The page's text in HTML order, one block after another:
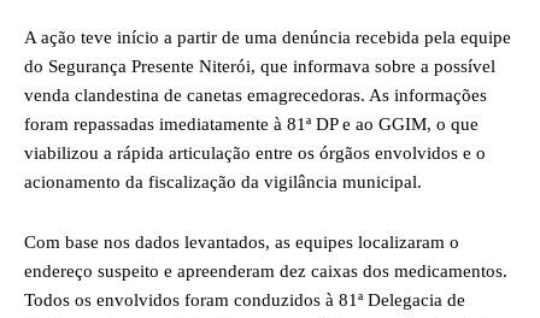
A ação teve início a partir de uma denúncia recebida pela equipe
do Segurança Presente Niterói, que informava sobre a possível
venda clandestina de canetas emagrecedoras. As informações
foram repassadas imediatamente à 81ª DP e ao GGIM, o que
viabilizou a rápida articulação entre os órgãos envolvidos e o
acionamento da fiscalização da vigilância municipal.
Com base nos dados levantados, as equipes localizaram o
endereço suspeito e apreenderam dez caixas dos medicamentos.
Todos os envolvidos foram conduzidos à 81ª Delegacia de